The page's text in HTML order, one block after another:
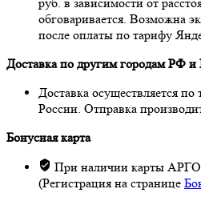
обговаривается. Возможна
после оплаты по тарифу
Доставка по другим городам РФ и
Доставка осуществляется
России. Отправка
Бонусная карта
При наличии карты АРГО
(Регистрация на странице